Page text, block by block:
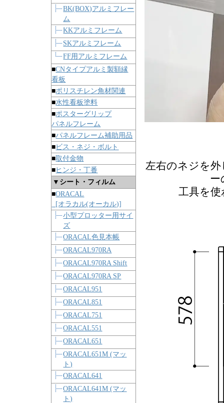
BK(BOX)アルミフレー
ム
KKアルミフレーム
SKアルミフレーム
FF用アルミフレーム
■CNタイプアルミ製額縁
看板
■ポリスチレン角材関連
■水性看板塗料
■ポスターグリップ
パネルフレーム
■パネルフレーム補助用品
■ビス・ネジ・ボルト
■取付金物
■ ヒンジ・丁番
▼シート・フィルム
■ORACAL
[オラカル(オーカル)]
小型プロッター用サイ
ズ
ORACAL色見本帳
ORACAL970RA
ORACAL970RA Shift
ORACAL970RA SP
ORACAL951
ORACAL851
ORACAL751
ORACAL551
ORACAL651
ORACAL651M (マッ
ト)
ORACAL641
ORACAL641M (マッ
ト)
左右のネジを
ー
工具を